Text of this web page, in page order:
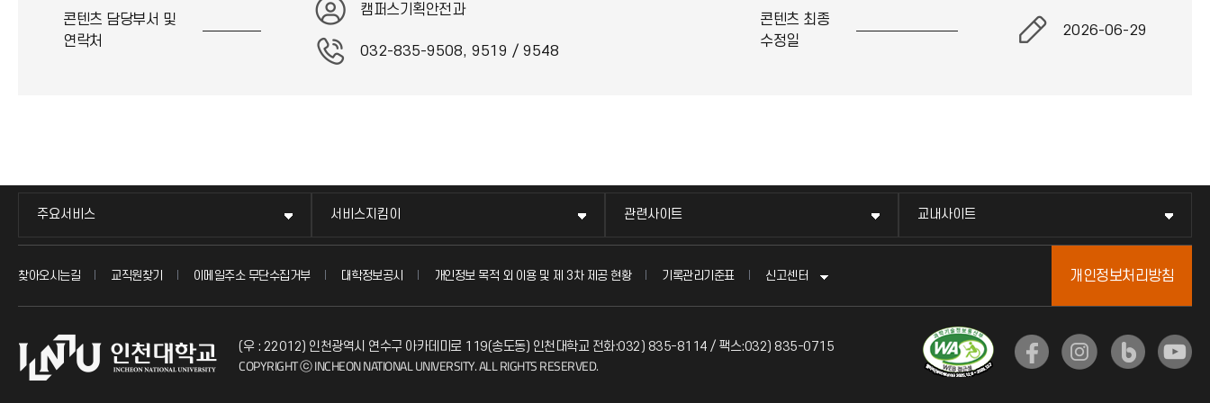
콘텐츠 담당부서 및
연락처
캠퍼스기획안전과
032-835-9508, 9519 / 9548
콘텐츠 최종
수정일
2026-06-29
주요서비스 서비스지킴이 관련사이트 교내사이트
찾아오시는길 교직원찾기 이메일주소 무단수집거부 대학정보공시 개인정보 목적 외 이용 및 제 3차 제공 현황 기록관리기준표 신고센터 개인정보처리방침
(우 : 22012) 인천광역시 연수구 아카데미로 119(송도동) 인천대학교 전화:032) 835-8114 / 팩스:032) 835-0715
COPYRIGHT ⓒ INCHEON NATIONAL UNIVERSITY. ALL RIGHTS RESERVED.